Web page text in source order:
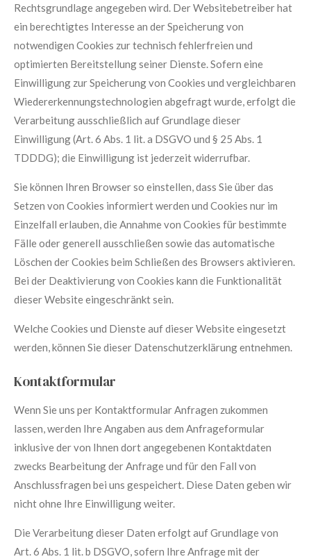
Rechtsgrundlage angegeben wird. Der Websitebetreiber hat
ein berechtigtes Interesse an der Speicherung von
notwendigen Cookies zur technisch fehlerfreien und
optimierten Bereitstellung seiner Dienste. Sofern eine
Einwilligung zur Speicherung von Cookies und vergleichbaren
Wiedererkennungstechnologien abgefragt wurde, erfolgt die
Verarbeitung ausschließlich auf Grundlage dieser
Einwilligung (Art. 6 Abs. 1 lit. a DSGVO und § 25 Abs. 1
TDDDG); die Einwilligung ist jederzeit widerrufbar.
Sie können Ihren Browser so einstellen, dass Sie über das
Setzen von Cookies informiert werden und Cookies nur im
Einzelfall erlauben, die Annahme von Cookies für bestimmte
Fälle oder generell ausschließen sowie das automatische
Löschen der Cookies beim Schließen des Browsers aktivieren.
Bei der Deaktivierung von Cookies kann die Funktionalität
dieser Website eingeschränkt sein.
Welche Cookies und Dienste auf dieser Website eingesetzt
werden, können Sie dieser Datenschutzerklärung entnehmen.
Kontaktformular
Wenn Sie uns per Kontaktformular Anfragen zukommen
lassen, werden Ihre Angaben aus dem Anfrageformular
inklusive der von Ihnen dort angegebenen Kontaktdaten
zwecks Bearbeitung der Anfrage und für den Fall von
Anschlussfragen bei uns gespeichert. Diese Daten geben wir
nicht ohne Ihre Einwilligung weiter.
Die Verarbeitung dieser Daten erfolgt auf Grundlage von
Art. 6 Abs. 1 lit. b DSGVO, sofern Ihre Anfrage mit der